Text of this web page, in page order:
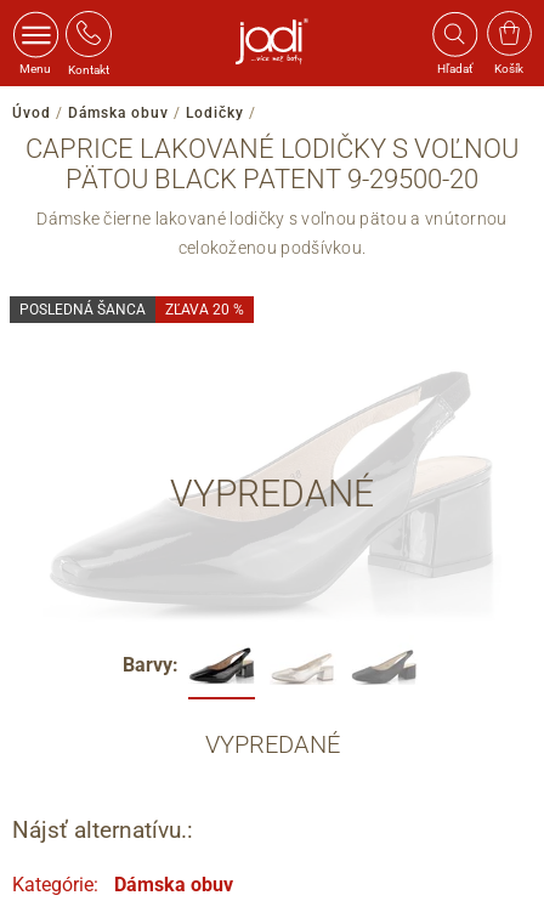
Menu Kontakt Hľadať Košík
Úvod / Dámska obuv / Lodičky /
CAPRICE LAKOVANÉ LODIČKY S VOĽNOU
PÄTOU BLACK PATENT 9-29500-20
Dámske čierne lakované lodičky s voľnou pätou a vnútornou
celokoženou podšívkou.
VYPREDANÉ
POSLEDNÁ ŠANCA ZĽAVA 20 %
Barvy:
VYPREDANÉ
Nájsť alternatívu.:
Kategórie:
Dámska obuv